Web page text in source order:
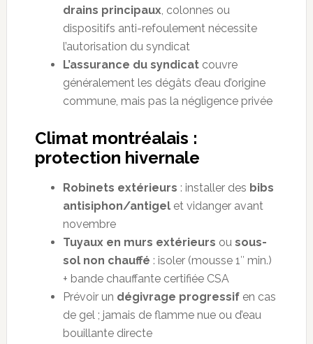
drains principaux, colonnes ou
dispositifs anti-refoulement nécessite
l’autorisation du syndicat
L’assurance du syndicatcouvre
généralement les dégâts d’eau d’origine
commune, mais pas la négligence privée
Climat montréalais :
protection hivernale
Robinets extérieurs : installer des bibs
antisiphon/antigelet vidanger avant
novembre
Tuyaux en murs extérieurs ou sous-
sol non chauffé : isoler (mousse 1″ min.)
+ bande chauffante certifiée CSA
Prévoir un dégivrage progressifen cas
de gel ; jamais de flamme nue ou d’eau
bouillante directe